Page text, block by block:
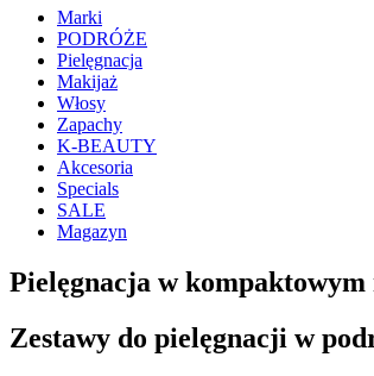
Marki
PODRÓŻE
Pielęgnacja
Makijaż
Włosy
Zapachy
K-BEAUTY
Akcesoria
Specials
SALE
Magazyn
Pielęgnacja w
Zestawy do pielęgnacji w